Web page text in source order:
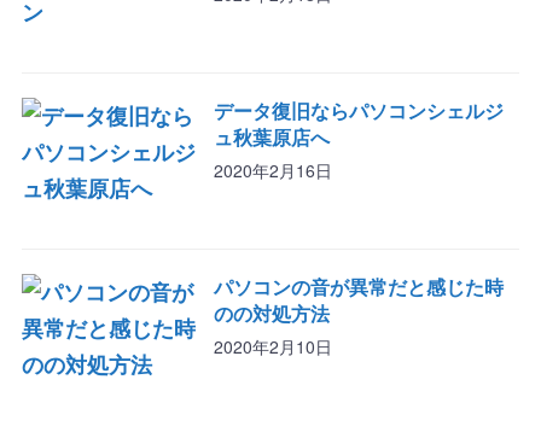
データ復旧ならパソコンシェルジ
ュ秋葉原店へ
2020年2月16日
パソコンの音が異常だと感じた時
のの対処方法
2020年2月10日